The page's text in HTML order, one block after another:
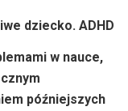
dziecko. ADHD
w nauce,
późniejszych